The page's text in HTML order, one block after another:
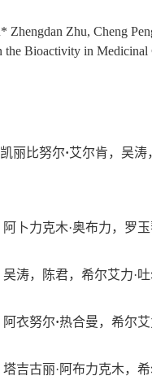
Zhu, Cheng
Bioactivity in
丽比努尔·艾尔肯，吴涛
阿卜力克木·奥布力，罗
吴涛，陈君，希尔艾力·
阿衣努尔·热合曼，希尔艾
塔吉古丽· 阿布力克木，